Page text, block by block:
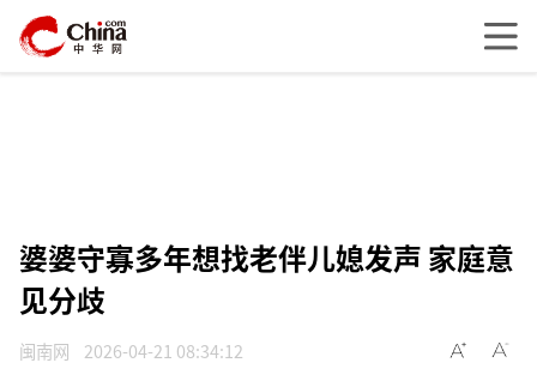
婆婆守寡多年想找老伴儿媳发声 家庭意
见分歧
闽南网 2026-04-21 08:34:12